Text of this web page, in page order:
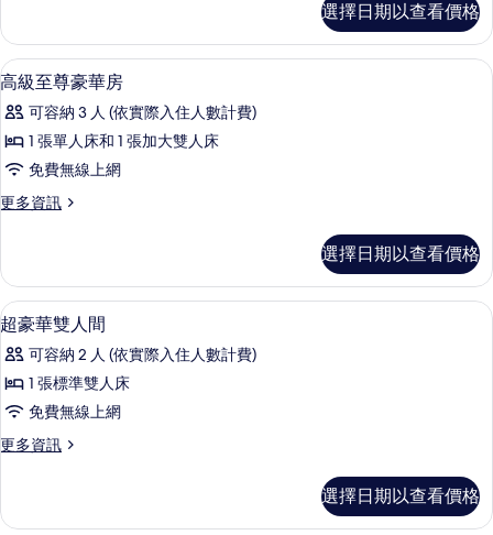
情
有
相
片
房
的
詳
選擇日期以查看價格
顯
示
高
級
尊
華
房
的
所
有
相
片
迷你吧、客房內保險箱、書桌、遮光
5
高級至尊豪華房
可容納 3 人 (依實際入住人數計費)
1 張單人床和 1 張加大雙人床
免費無線上網
更多資訊
更
至
尊
豪
華
房
的
情
選擇日期以查看價格
顯
示
超
豪
雙
間
迷你吧、客房內保險箱、書桌、遮光
6
超豪華雙人間
可容納 2 人 (依實際入住人數計費)
1 張標準雙人床
免費無線上網
更多資訊
更
華
選擇日期以查看價格